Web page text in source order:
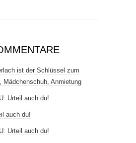
ist der Schlüssel zum
Mädchenschuh, Anmietung
Urteil auch du!
auch du!
Urteil auch du!